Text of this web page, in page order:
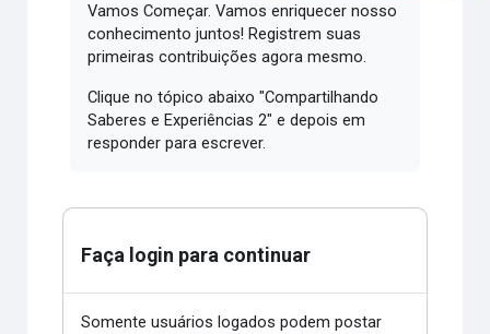
Vamos Começar. Vamos enriquecer nosso
conhecimento juntos! Registrem suas
primeiras contribuições agora mesmo.
Clique no tópico abaixo "Compartilhando
Saberes e Experiências 2" e depois em
responder para escrever.
Faça login para continuar
Somente usuários logados podem postar